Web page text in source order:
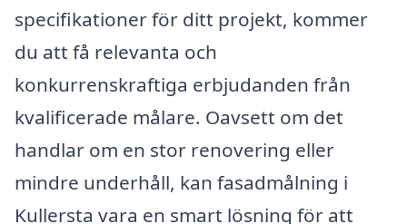
specifikationer för ditt projekt, kommer
du att få relevanta och
konkurrenskraftiga erbjudanden från
kvalificerade målare. Oavsett om det
handlar om en stor renovering eller
mindre underhåll, kan fasadmålning i
Kullersta vara en smart lösning för att